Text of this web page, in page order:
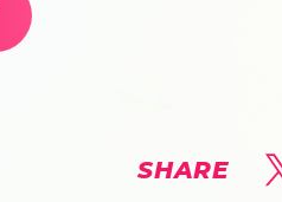
SHARE